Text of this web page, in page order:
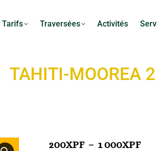
Tarifs Traversées Activités
TAHITI-MOOREA
200XPF – 1 000XPF